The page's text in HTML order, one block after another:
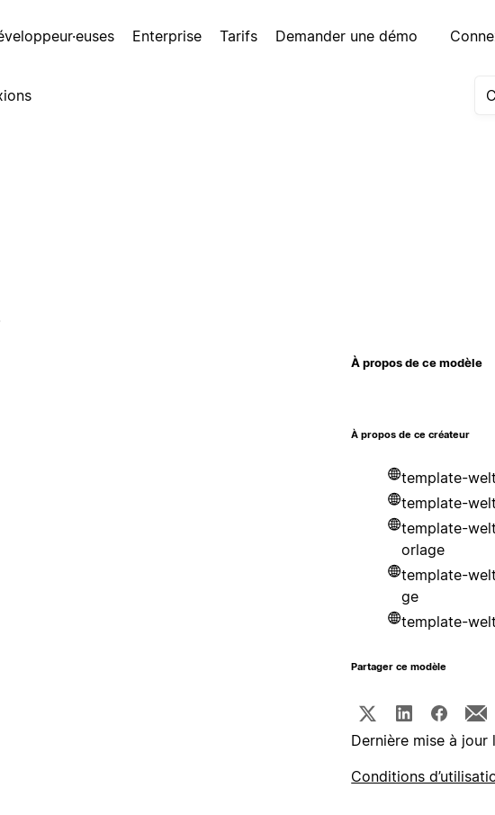
Enterprise Tarifs Demander une démo
À propos de ce modèle
À propos de ce créateur
template-
template-
template-
orlage
template-
ge
template-
Partager ce modèle
Dernière mise à jour
Conditions